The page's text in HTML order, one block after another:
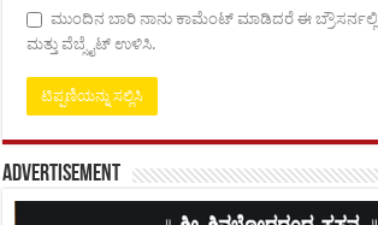
ಮುಂದಿನ ಬಾರಿ ನಾನು ಕಾಮೆಂಟ್ ಮಾಡಿದರೆ ಈ
ಮತ್ತು ವೆಬ್ಸೈಟ್ ಉಳಿಸಿ.
Advertisement